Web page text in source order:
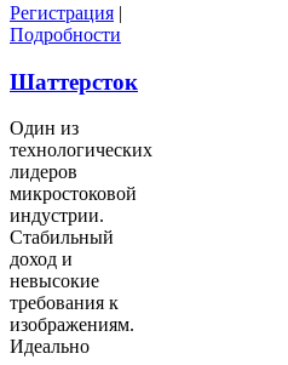
Регистрация |
Подробности
Шаттерсток
Один из
технологических
лидеров
микростоковой
индустрии.
Стабильный
доход и
невысокие
требования к
изображениям.
Идеально